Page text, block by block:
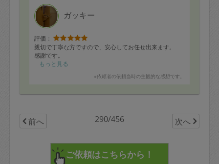
ガッキー
評価：
親切で丁寧な方ですので、安心してお任せ出来ます。
感謝です。
もっと見る
※依頼者の依頼当時の主観的な感想です。
前へ 290/456 次へ